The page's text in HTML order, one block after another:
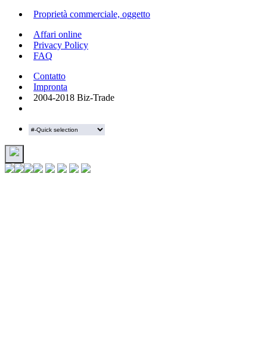
Proprietà commerciale, oggetto
Affari online
Privacy Policy
FAQ
Contatto
Impronta
2004-2018 Biz-Trade